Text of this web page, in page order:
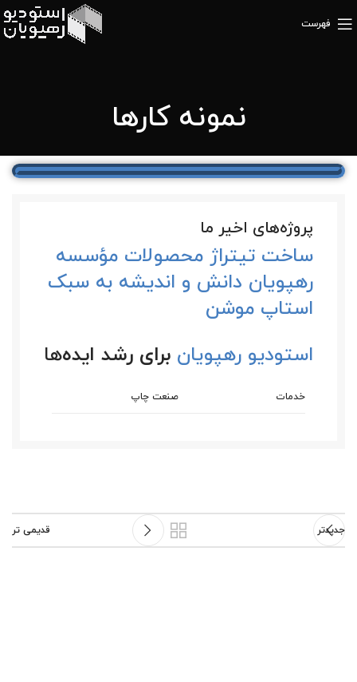
فهرست
نمونه کارها
پروژه‌های اخیر ما
ساخت تیتراژ محصولات مؤسسه
رهپویان دانش و اندیشه به سبک
استاپ موشن
استودیو رهپویان برای رشد ایده‌ها
خدمات صنعت چاپ
جدیدتر قدیمی تر